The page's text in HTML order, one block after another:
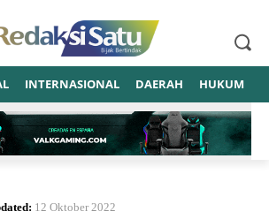
INTERNASIONAL DAERAH HUKUM
12 Oktober 2022